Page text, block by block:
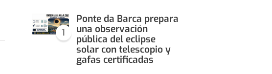
1
Ponte da Barca prepara
una observación
pública del eclipse
solar con telescopio y
gafas certificadas